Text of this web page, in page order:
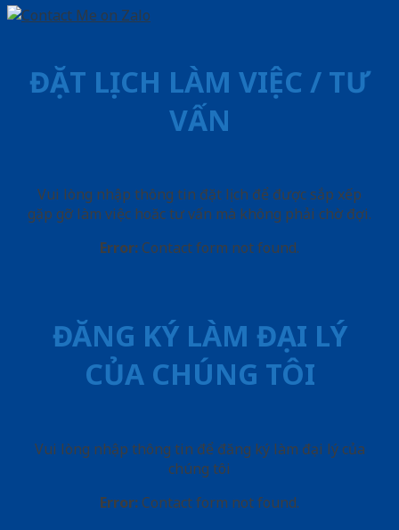
ĐẶT LỊCH LÀM VIỆC / TƯ
VẤN
Vui lòng nhập thông tin đặt lịch để được sắp xếp
gặp gỡ làm việc hoăc tư vấn mà không phải chờ đợi.
Error: Contact form not found.
ĐĂNG KÝ LÀM ĐẠI LÝ
CỦA CHÚNG TÔI
Vui lòng nhập thông tin để đăng ký làm đại lý của
chúng tôi
Error: Contact form not found.